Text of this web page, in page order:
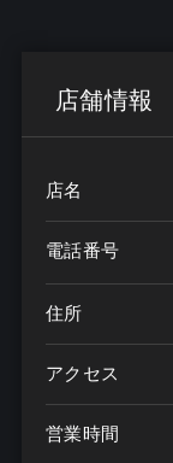
店舗情報
店名
電話番号
住所
アクセス
営業時間